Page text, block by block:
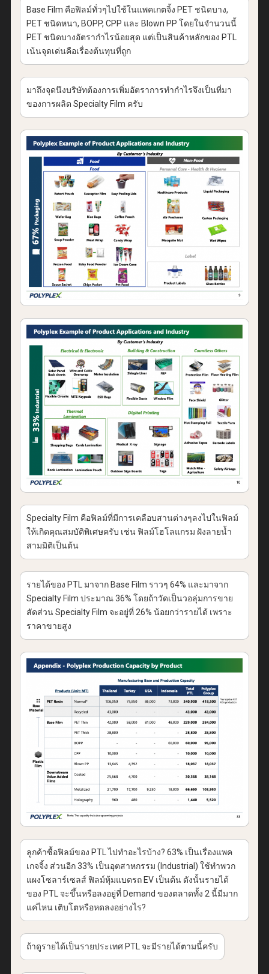
Base Film คือฟิลม์ทั่วๆไปใช้ในแพคเกตจิ้ง PET ชนิดบาง,
PET ชนิดหนา, BOPP, CPP และ Blown PP โดยในจำนวนนี้
PET ชนิดบางอัตรากำไรน้อยสุด แต่เป็นสินค้าหลักของ PTL
เน้นจุดเด่นคือเรื่องต้นทุนที่ถูก
มาถึงจุดนึงบริษัทต้องการเพิ่มอัตราการทำกำไรจึงเป็นที่มา
ของการผลิต Specialty Film ครับ
Specialty Film คือฟิลม์ที่มีการเคลือบสานต่างๆลงไปในฟิลม์
ให้เกิดคุณสมบัติพิเศษครับ เช่น ฟิลม์โฮโลแกรม ฝังลายน้ำ
สามมิติเป็นต้น
รายได้ของ PTL มาจาก Base Film ราวๆ 64% และมาจาก
Specialty Film ประมาณ 36% โดยถ้าวัดเป็นวอลุ่มการขาย
สัดส่วน Specialty Film จะอยู่ที่ 26% น้อยกว่ารายได้ เพราะ
ราคาขายสูง
ลูกค้าซื้อฟิลม์ของ PTL ไปทำอะไรบ้าง? 63% เป็นเรื่องแพค
เกจจิ้ง ส่วนอีก 33% เป็นอุตสาหกรรม (Industrial) ใช้ทำพวก
แผงโซลาร์เซลส์ ฟิลม์หุ้มแบตรถ EV เป็นต้น ดังนั้นรายได้
ของ PTL จะขึ้นหรือลงอยู่ที่ Demand ของตลาดทั้ง 2 นี้มีมาก
แค่ไหน เติบโตหรือหดลงอย่างไร?
ถ้าดูรายได้เป็นรายประเทศ PTL จะมีรายได้ตามนี้ครับ